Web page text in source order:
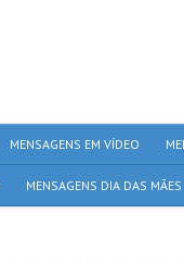
MENSAGENS EM VÍDEO
MENSAGENS DIA DAS MÃES